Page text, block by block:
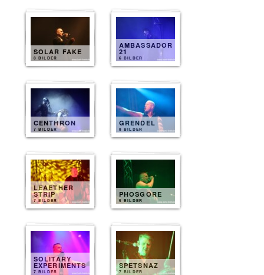
SOLAR FAKE
8 BILDER
AMBASSADOR
21
6 BILDER
CENTHRON
7 BILDER
GRENDEL
8 BILDER
LEAETHER
STRIP
7 BILDER
PHOSGORE
5 BILDER
SOLITARY
EXPERIMENTS
7 BILDER
SPETSNAZ
7 BILDER